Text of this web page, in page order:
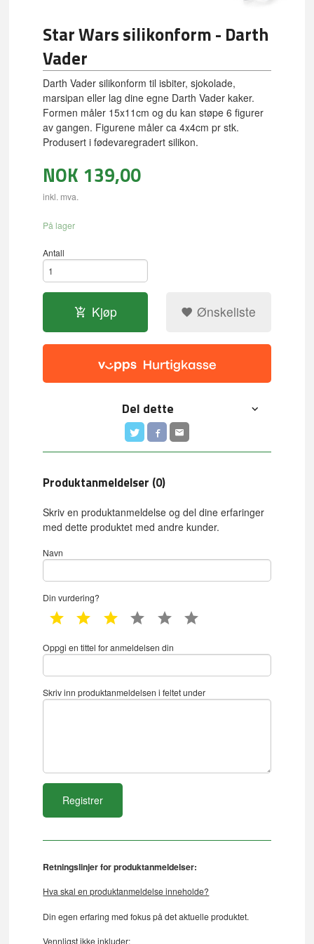
Star Wars silikonform - Darth
Vader
Darth Vader silikonform til isbiter, sjokolade,
marsipan eller lag dine egne Darth Vader kaker.
Formen måler 15x11cm og du kan støpe 6 figurer
av gangen. Figurene måler ca 4x4cm pr stk.
Produsert i fødevaregradert silikon.
NOK 139,00
inkl. mva.
På lager
Antall
Kjøp Ønskeliste
Del dette
Produktanmeldelser (0)
Skriv en produktanmeldelse og del dine erfaringer
med dette produktet med andre kunder.
Navn
Din vurdering?
1 star 2 star 3 star 4 star 5 star
Oppgi en tittel for anmeldelsen din
Skriv inn produktanmeldelsen i feltet under
Retningslinjer for produktanmeldelser:
Hva skal en produktanmeldelse inneholde?
Din egen erfaring med fokus på det aktuelle produktet.
Vennligst ikke inkluder: